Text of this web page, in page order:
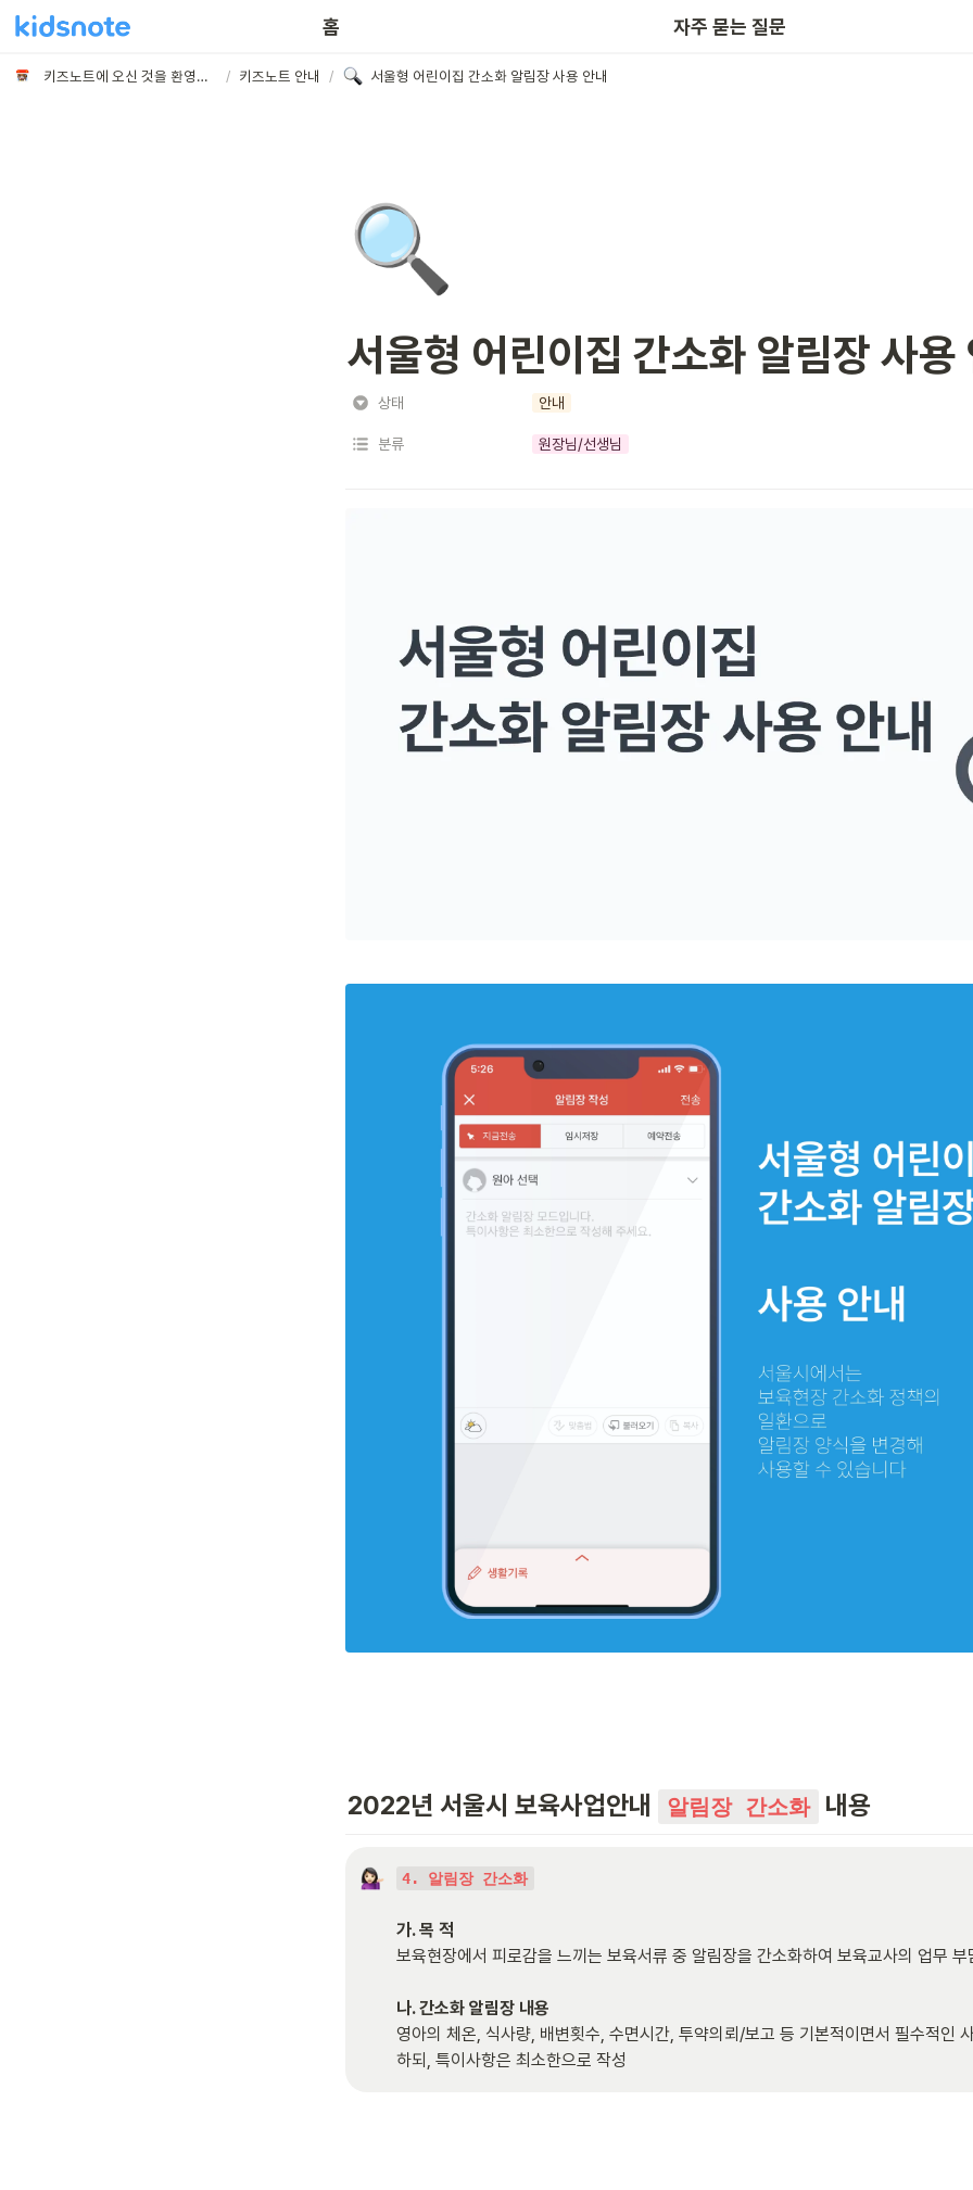
홈 자주 묻는 질문
키즈노트에 오신 것을 환영합니다 / 키즈노트 안내 / 서울형 어린이집 간소화 알림장 사용 안내
키노링크
🔍
서울형 어린이집 간소화 알림장 사용
상태 안내
분류 원장님/선생님
2022년 서울시 보육사업안내 알림장 간소화 내용
4. 알림장 간소화
보육현장에서 피로감을 느끼는 보육서류 중 알림장을 간소화하여 보육교사의 업무 부
영아의 체온, 식사량, 배변횟수, 수면시간, 투약의뢰/보고 등 기본적이면서 필수적인
하되, 특이사항은 최소한으로 작성